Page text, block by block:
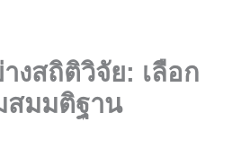
งสถิติวิจัย: เลือก
สมมติฐาน